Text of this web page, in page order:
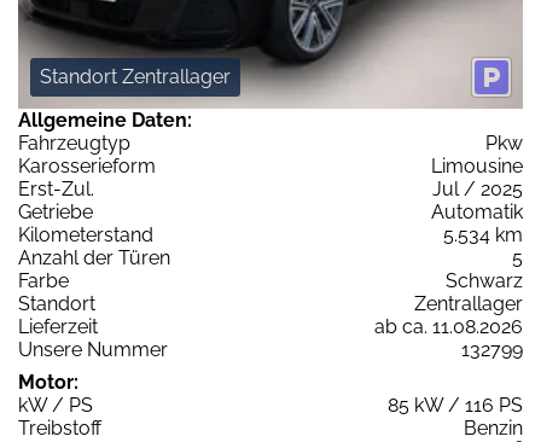
Standort Zentrallager
Allgemeine Daten:
Fahrzeugtyp
Pkw
Karosserieform
Limousine
Erst-Zul.
Jul / 2025
Getriebe
Automatik
Kilometerstand
5.534 km
Anzahl der Türen
5
Farbe
Schwarz
Standort
Zentrallager
Lieferzeit
ab ca. 11.08.2026
Unsere Nummer
132799
Motor:
kW / PS
85 kW / 116 PS
Treibstoff
Benzin